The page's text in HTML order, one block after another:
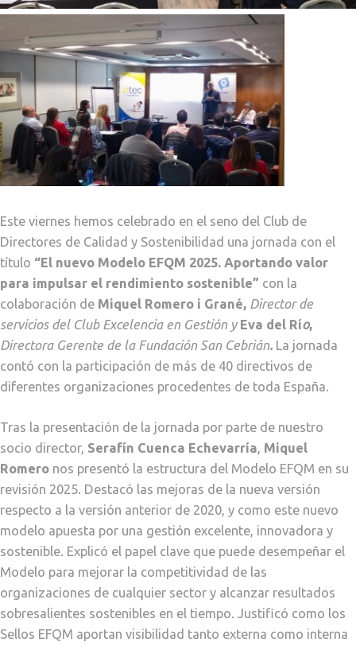
Este viernes hemos celebrado en el seno del Club de
Directores de Calidad y Sostenibilidad una jornada con el
título “El nuevo Modelo EFQM 2025. Aportando valor
para impulsar el rendimiento sostenible” con la
colaboración de Miquel Romero i Grané, Director de
servicios del Club Excelencia en Gestión y Eva del Río,
Directora Gerente de la Fundación San Cebrián. La jornada
contó con la participación de más de 40 directivos de
diferentes organizaciones procedentes de toda España.
Tras la presentación de la jornada por parte de nuestro
socio director, Serafín Cuenca Echevarría, Miquel
Romero nos presentó la estructura del Modelo EFQM en su
revisión 2025. Destacó las mejoras de la nueva versión
respecto a la versión anterior de 2020, y como este nuevo
modelo apuesta por una gestión excelente, innovadora y
sostenible. Explicó el papel clave que puede desempeñar el
Modelo para mejorar la competitividad de las
organizaciones de cualquier sector y alcanzar resultados
sobresalientes sostenibles en el tiempo. Justificó como los
Sellos EFQM aportan visibilidad tanto externa como interna